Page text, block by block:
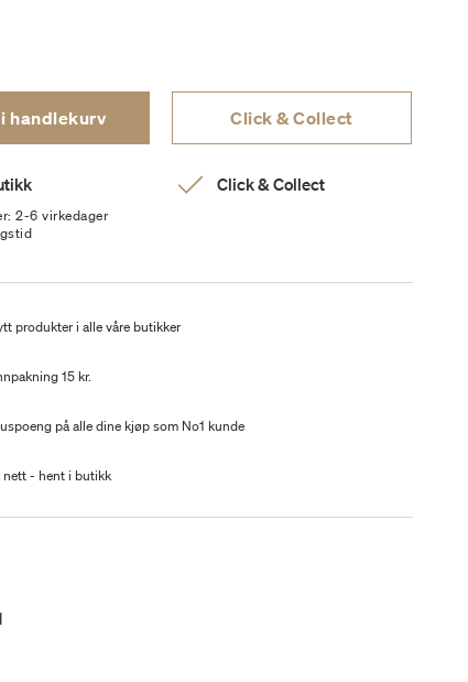
handlekurv Click & Collect
2-6 virkedager
Click & Collect
produkter i alle våre butikker
15 kr.
på alle dine kjøp som No1 kunde
nett - hent i butikk